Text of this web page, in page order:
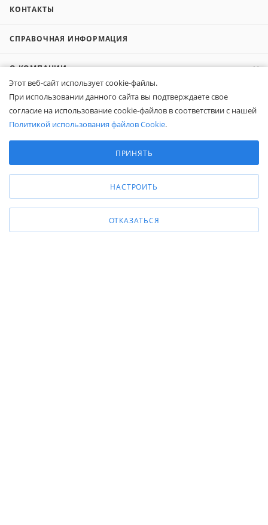
КОНТАКТЫ
СПРАВОЧНАЯ ИНФОРМАЦИЯ
О КОМПАНИИ
КОМПАНИЯМ
ПОКУПАТЕЛЯМ
zakaz@belapex.ru
г. Москва, ул. Промышленная, д. 11
Этот веб-сайт использует cookie-файлы.
При использовании данного сайта вы подтверждаете свое
согласие на использование cookie-файлов в соответствии с нашей
Политикой использования файлов Cookie.
Аналитические/Функциональные
ПРИНЯТЬ
НАСТРОИТЬ
ОТКАЗАТЬСЯ